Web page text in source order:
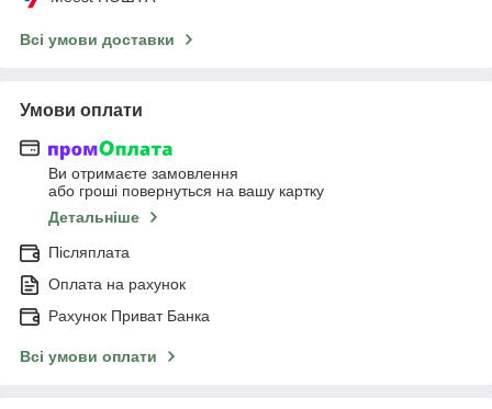
Всі умови доставки
Умови оплати
Ви отримаєте замовлення
або гроші повернуться на вашу картку
Детальніше
Післяплата
Оплата на рахунок
Рахунок Приват Банка
Всі умови оплати